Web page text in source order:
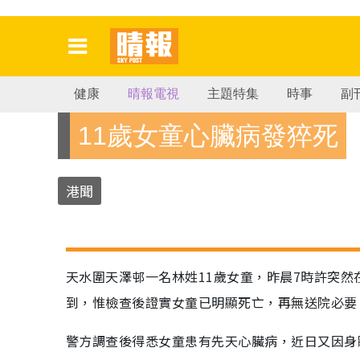
健康 晴報電視 主題特集 時事 副
11歲女童心臟病發猝死
港聞
天水圍天澤邨一名林姓11歲女童，昨晨7時許突
到，惟檢查後證實女童已明顯死亡，再無送院必
警方調查後得悉女童患有先天心臟病，近日又因